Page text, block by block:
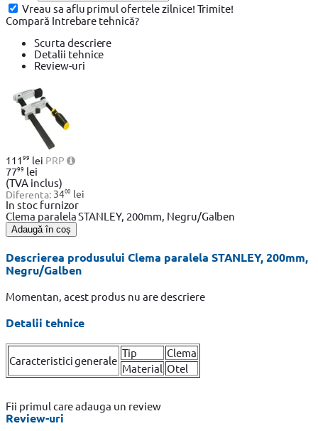
Vreau sa aflu primul ofertele zilnice! Trimite!
Compară Intrebare tehnică?
Scurta descriere
Detalii tehnice
Review-uri
11199 lei PRP
7799 lei
(TVA inclus)
Diferenta: 3400 lei
In stoc furnizor
Clema paralela STANLEY, 200mm, Negru/Galben
Adaugă în coș
Descrierea produsului Clema paralela STANLEY, 200mm,
Negru/Galben
Momentan, acest produs nu are descriere
Detalii tehnice
Caracteristici generale
Tip
Clema
Material Otel
Fii primul care adauga un review
Review-uri